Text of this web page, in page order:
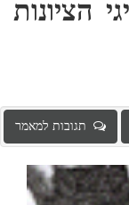
הציונות
תגובות למאמר